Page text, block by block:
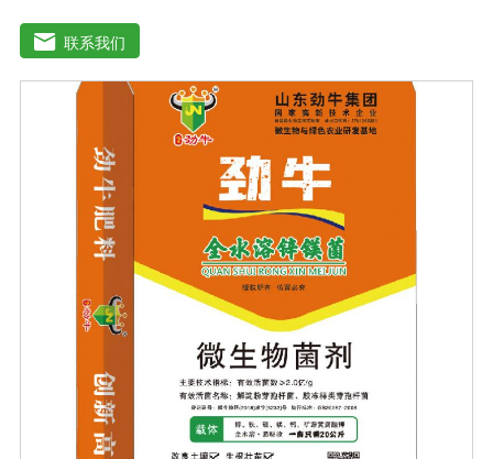
能不同程度地刺激调节植物生长；并且能产生铁载体、抗
生素、系统防卫酶等多种物质，可以抑制细菌或真菌性病
害或诱导系统抗性间接达到促进植物生长的作用。
联系我们